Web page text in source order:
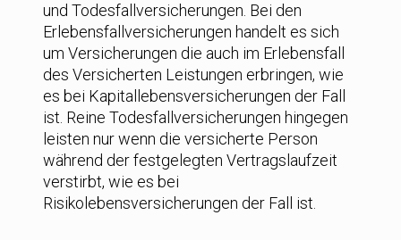
und Todesfallversicherungen. Bei den
Erlebensfallversicherungen handelt es sich
um Versicherungen die auch im Erlebensfall
des Versicherten Leistungen erbringen, wie
es bei Kapitallebensversicherungen der Fall
ist. Reine Todesfallversicherungen hingegen
leisten nur wenn die versicherte Person
während der festgelegten Vertragslaufzeit
verstirbt, wie es bei
Risikolebensversicherungen der Fall ist.